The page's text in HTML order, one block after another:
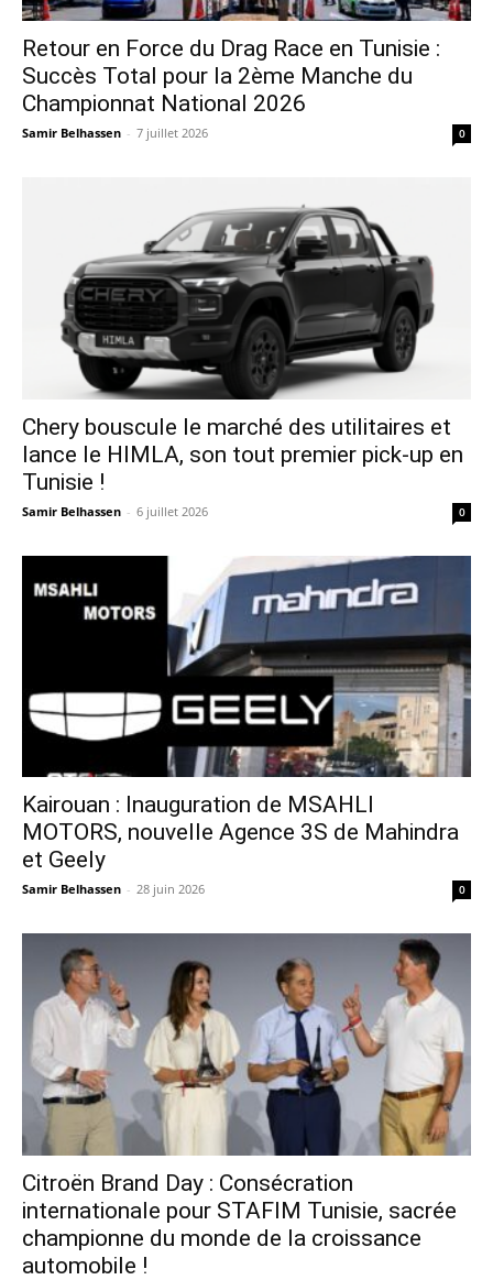
Retour en Force du Drag Race en Tunisie :
Succès Total pour la 2ème Manche du
Championnat National 2026
Samir Belhassen - 7 juillet 2026 0
Chery bouscule le marché des utilitaires et
lance le HIMLA, son tout premier pick-up en
Tunisie !
Samir Belhassen - 6 juillet 2026 0
Kairouan : Inauguration de MSAHLI
MOTORS, nouvelle Agence 3S de Mahindra
et Geely
Samir Belhassen - 28 juin 2026 0
Citroën Brand Day : Consécration
internationale pour STAFIM Tunisie, sacrée
championne du monde de la croissance
automobile !